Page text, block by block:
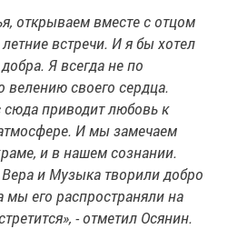
открываем вместе с отцом
встречи. И я бы хотел
Я всегда не по
велению своего сердца.
сюда приводит любовь к
И мы замечаем
и в нашем сознании.
Вера и Музыка творили добро
мы его распространяли на
- отметил Осянин.